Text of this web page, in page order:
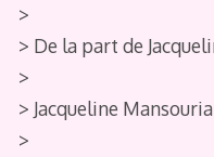
>
> De la part de
>
> Jacqueline
>